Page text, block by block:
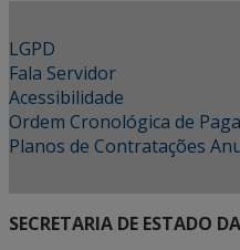
LGPD
Fala Servidor
Acessibilidade
Ordem Cronológica de
Planos de Contratações
SECRETARIA DE ESTADO